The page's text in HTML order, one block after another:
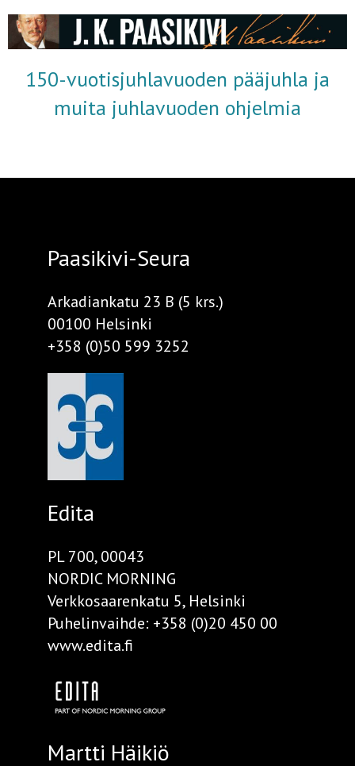
150-vuotisjuhlavuoden pääjuhla ja
muita juhlavuoden ohjelmia
Paasikivi-Seura
Arkadiankatu 23 B (5 krs.)
00100 Helsinki
+358 (0)50 599 3252
Edita
PL 700, 00043
NORDIC MORNING
Verkkosaarenkatu 5, Helsinki
Puhelinvaihde: +358 (0)20 450 00
www.edita.fi
Martti Häikiö